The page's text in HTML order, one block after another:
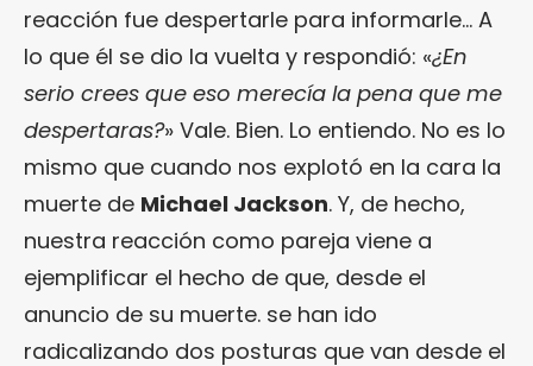
reacción fue despertarle para informarle… A
lo que él se dio la vuelta y respondió: «¿En
serio crees que eso merecía la pena que me
despertaras?» Vale. Bien. Lo entiendo. No es lo
mismo que cuando nos explotó en la cara la
muerte de Michael Jackson. Y, de hecho,
nuestra reacción como pareja viene a
ejemplificar el hecho de que, desde el
anuncio de su muerte. se han ido
radicalizando dos posturas que van desde el